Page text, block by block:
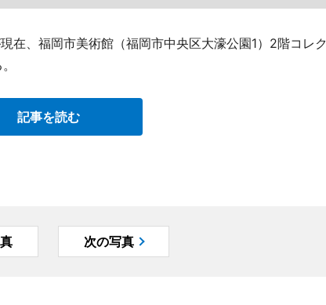
在、福岡市美術館（福岡市中央区大濠公園1）2階コレク
記事を読む
次の写真